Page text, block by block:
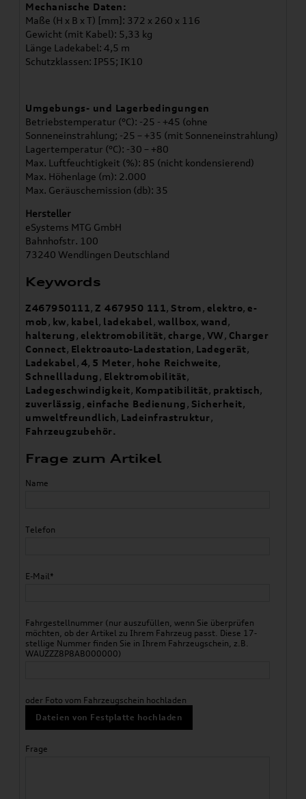
Mechanische Daten:
Maße (H x B x T) [mm]: 372 x 260 x 116
Gewicht (mit Kabel): 5,33 kg
Länge Ladekabel: 4,5 m
Schutzklassen: IP55; IK10
Umgebungs- und Lagerbedingungen
Betriebstemperatur (°C): -25 - +45 (ohne
Sonneneinstrahlung; -25 – +35 (mit Sonneneinstrahlung)
Lagertemperatur (°C): -30 – +80
Max. Luftfeuchtigkeit (%): 85 (nicht kondensierend)
Max. Höhenlage (m): 2.000
Max. Geräuschemission (db): 35
Hersteller
eSystems MTG GmbH
Bahnhofstr. 100
73240 Wendlingen Deutschland
Keywords
Z467950111,Z 467950 111, Strom, elektro, e-
mob, kw, kabel, ladekabel, wallbox,wand,
halterung, elektromobilität, charge, VW, Charger
Connect, Elektroauto-Ladestation, Ladegerät,
Ladekabel, 4, 5 Meter, hohe Reichweite,
Schnellladung, Elektromobilität,
Ladegeschwindigkeit, Kompatibilität, praktisch,
zuverlässig, einfache Bedienung, Sicherheit,
umweltfreundlich, Ladeinfrastruktur,
Fahrzeugzubehör.
Frage zum Artikel
Name
Telefon
E-Mail*
Fahrgestellnummer (nur auszufüllen, wenn Sie überprüfen
möchten, ob der Artikel zu Ihrem Fahrzeug passt. Diese 17-
stellige Nummer finden Sie in Ihrem Fahrzeugschein, z.B.
WAUZZZ8P8AB000000)
oder Foto vom Fahrzeugschein hochladen
Dateien von Festplatte hochladen
Frage